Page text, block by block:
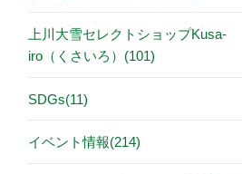
上川大雪セレクトショップKusa-
iro（くさいろ）(101)
SDGs(11)
イベント情報(214)